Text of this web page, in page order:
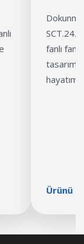
fanlı fan
Ürünü